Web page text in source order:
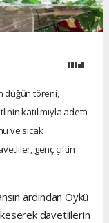
düğün töreni,
katılımıyla adeta
ve sıcak
genç çiftin
ardından Öykü
keserek davetlilerin